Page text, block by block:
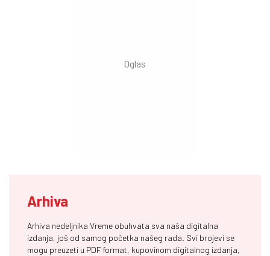
Arhiva
Arhiva nedeljnika Vreme obuhvata sva naša digitalna
izdanja, još od samog početka našeg rada. Svi brojevi se
mogu preuzeti u PDF format, kupovinom digitalnog izdanja,